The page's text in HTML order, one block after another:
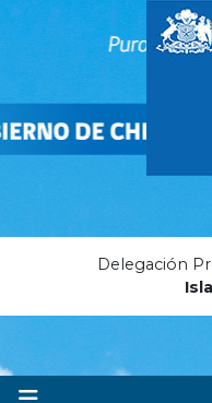
Delegación